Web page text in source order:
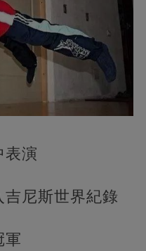
表演
尼斯世界紀錄
軍